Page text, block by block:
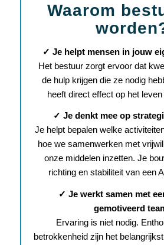
Waarom
✓ Je helpt mensen in jouw
Het bestuur zorgt ervoor dat
de hulp krijgen die ze nodig
heeft direct effect op het
✓ Je denkt mee op
Je helpt bepalen welke
hoe we samenwerken met
onze middelen inzetten. Je
richting en stabiliteit van een
✓ Je werkt samen met
gemotiveerd
Ervaring is niet nodig.
betrokkenheid zijn het